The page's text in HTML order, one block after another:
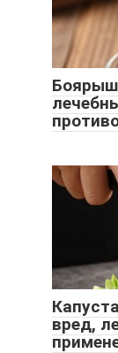
вред,